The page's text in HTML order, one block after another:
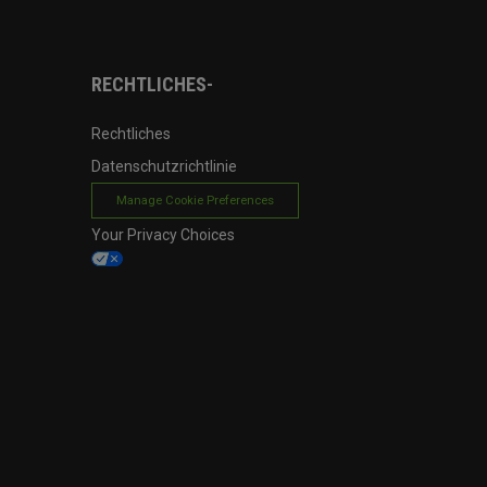
RECHTLICHES-
Rechtliches
Datenschutzrichtlinie
Manage Cookie Preferences
Your Privacy Choices